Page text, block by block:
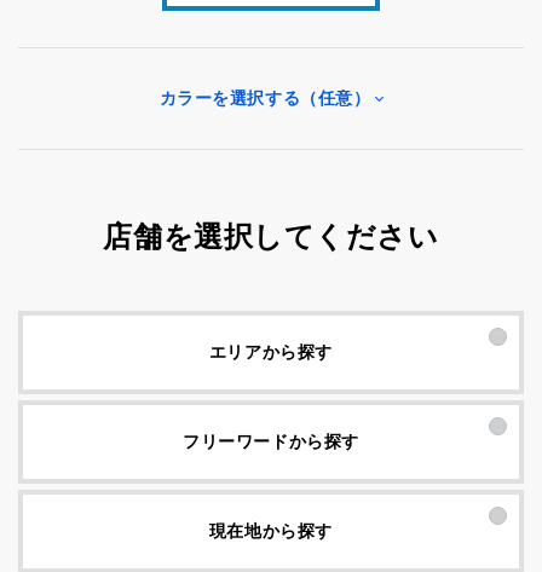
カラーを選択する（任意）
店舗を選択してください
エリアから探す
フリーワードから探す
現在地から探す